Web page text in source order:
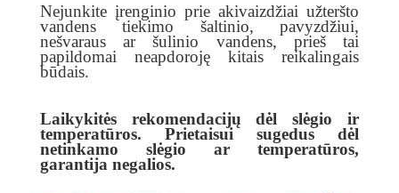
Nejunkite įrenginio prie akivaizdžiai užteršto
vandens tiekimo šaltinio, pavyzdžiui,
nešvaraus ar šulinio vandens, prieš tai
papildomai neapdoroję kitais reikalingais
būdais.
Laikykitės rekomendacijų dėl slėgio ir
temperatūros. Prietaisui sugedus dėl
netinkamo slėgio ar temperatūros,
garantija negalios.